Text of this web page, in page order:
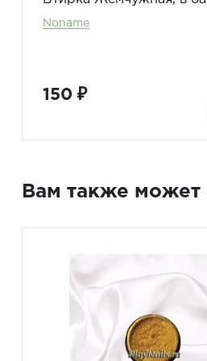
Noname
150 ₽
Вам также может